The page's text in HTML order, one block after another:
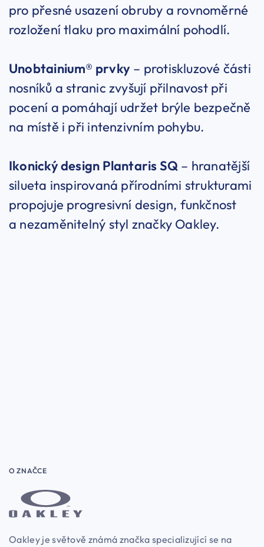
pro přesné usazení obruby a rovnoměrné
rozložení tlaku pro maximální pohodlí.
Unobtainium® prvky– protiskluzové části
nosníků a stranic zvyšují přilnavost při
pocení a pomáhají udržet brýle bezpečně
na místě i při intenzivním pohybu.
Ikonický design Plantaris SQ – hranatější
silueta inspirovaná přírodními strukturami
propojuje progresivní design, funkčnost
a nezaměnitelný styl značky Oakley.
O ZNAČCE
Oakley je světově známá značka specializující se na